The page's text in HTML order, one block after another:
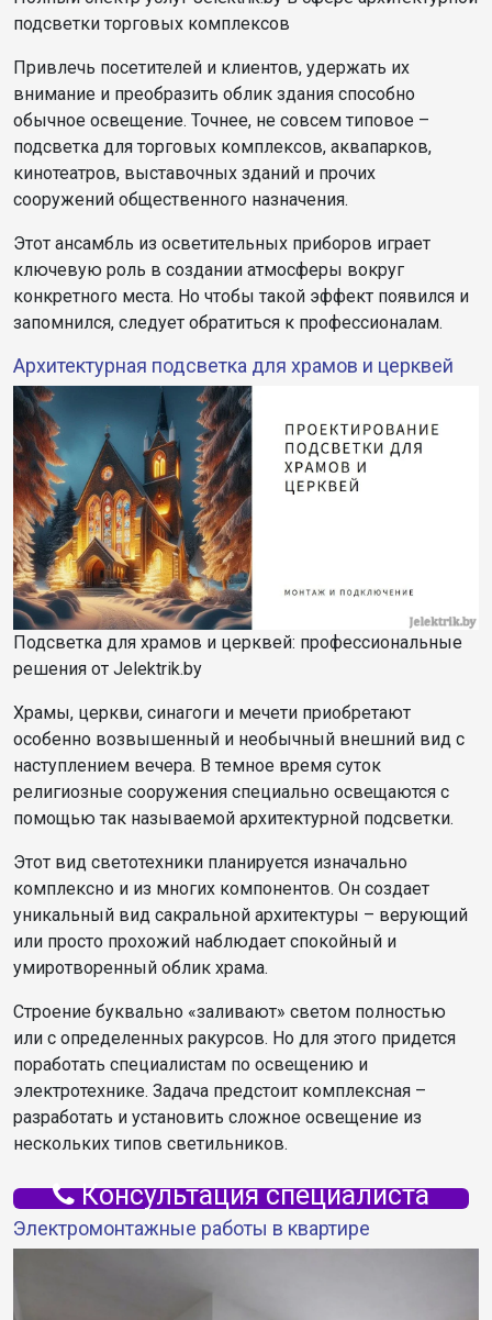
подсветки торговых комплексов
Привлечь посетителей и клиентов, удержать их
внимание и преобразить облик здания способно
обычное освещение. Точнее, не совсем типовое –
подсветка для торговых комплексов, аквапарков,
кинотеатров, выставочных зданий и прочих
сооружений общественного назначения.
Этот ансамбль из осветительных приборов играет
ключевую роль в создании атмосферы вокруг
конкретного места. Но чтобы такой эффект появился и
запомнился, следует обратиться к профессионалам.
Архитектурная подсветка для храмов и церквей
Подсветка для храмов и церквей: профессиональные
решения от Jelektrik.by
Храмы, церкви, синагоги и мечети приобретают
особенно возвышенный и необычный внешний вид с
наступлением вечера. В темное время суток
религиозные сооружения специально освещаются с
помощью так называемой архитектурной подсветки.
Этот вид светотехники планируется изначально
комплексно и из многих компонентов. Он создает
уникальный вид сакральной архитектуры – верующий
или просто прохожий наблюдает спокойный и
умиротворенный облик храма.
Строение буквально «заливают» светом полностью
или с определенных ракурсов. Но для этого придется
поработать специалистам по освещению и
электротехнике. Задача предстоит комплексная –
разработать и установить сложное освещение из
нескольких типов светильников.
Консультация специалиста
Электромонтажные работы в квартире